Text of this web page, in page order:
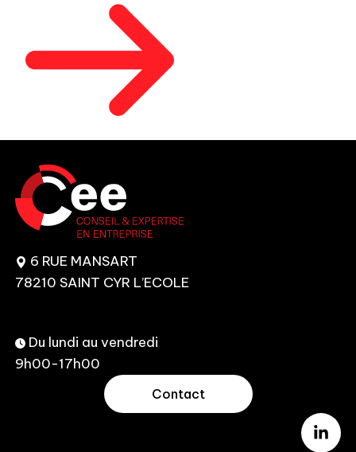
6 RUE MANSART
78210 SAINT CYR L’ECOLE
Du lundi au vendredi
9h00-17h00
Contact